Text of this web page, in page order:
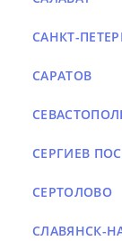
САНКТ-
САРАТОВ
СЕРГИЕВ
СЕРТОЛОВО
СЛАВЯНСК-